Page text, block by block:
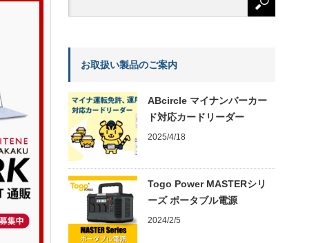
お取扱い製品のご案内
ABcircle マイナンバーカー
ド対応カードリーダー
2025/4/18
Togo Power MASTERシリ
ーズ ポータブル電源
2024/2/5